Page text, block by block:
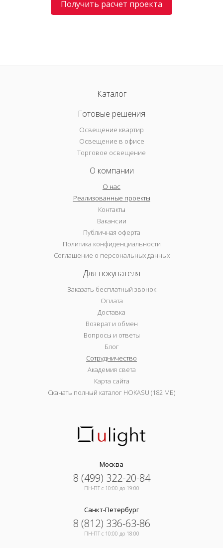
Получить расчет проекта
Каталог
Готовые решения
Освещение квартир
Освещение в офисе
Торговое освещение
О компании
О нас
Реализованные проекты
Контакты
Вакансии
Публичная оферта
Политика конфиденциальности
Соглашение о персональных данных
Для покупателя
Заказать бесплатный звонок
Оплата
Доставка
Возврат и обмен
Вопросы и ответы
Блог
Сотрудничество
Академия света
Карта сайта
Скачать полный каталог HOKASU (182 МБ)
Москва
8 (499) 322-20-84
ПН-ПТ c 10:00 до 19:00
Санкт-Петербург
8 (812) 336-63-86
ПН-ПТ c 10:00 до 18:00